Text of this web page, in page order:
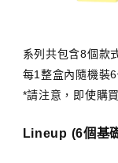
系列共包含8個款
每1整盒內隨機裝6
*請注意，即使購
Lineup (6個基